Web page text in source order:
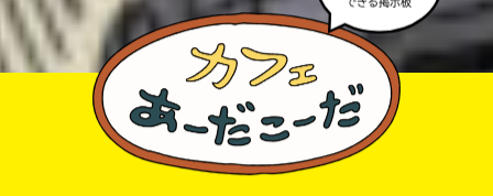
できる掲示板